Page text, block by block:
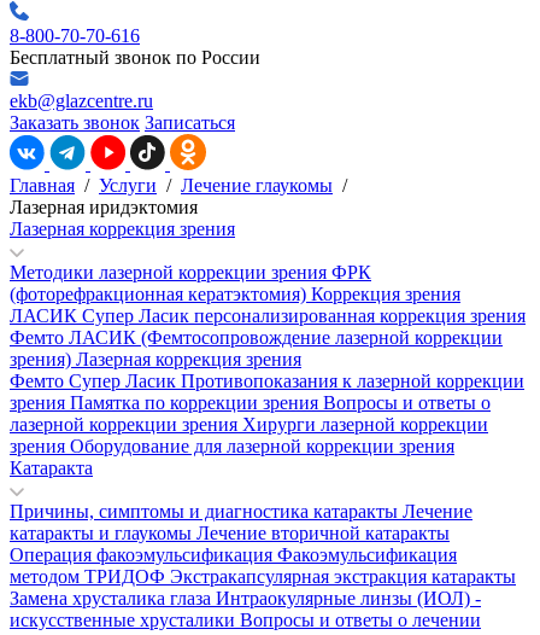
8-800-70-70-616
Бесплатный звонок по России
ekb@glazcentre.ru
Заказать звонок Записаться
Главная / Услуги / Лечение глаукомы /
Лазерная иридэктомия
Лазерная коррекция зрения
Методики лазерной коррекции зрения ФРК
(фоторефракционная кератэктомия) Коррекция зрения
ЛАСИК Супер Ласик персонализированная коррекция зрения
Фемто ЛАСИК (Фемтосопровождение лазерной коррекции
зрения) Лазерная коррекция зрения
Фемто Супер Ласик Противопоказания к лазерной коррекции
зрения Памятка по коррекции зрения Вопросы и ответы о
лазерной коррекции зрения Хирурги лазерной коррекции
зрения Оборудование для лазерной коррекции зрения
Катаракта
Причины, симптомы и диагностика катаракты Лечение
катаракты и глаукомы Лечение вторичной катаракты
Операция факоэмульсификация Факоэмульсификация
методом ТРИДОФ Экстракапсулярная экстракция катаракты
Замена хрусталика глаза Интраокулярные линзы (ИОЛ) -
искусственные хрусталики Вопросы и ответы о лечении